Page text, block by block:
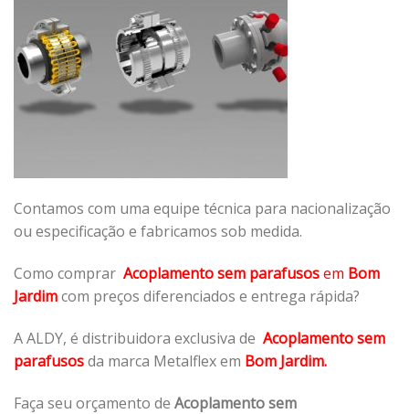
Contamos com uma equipe técnica para nacionalização
ou especificação e fabricamos sob medida.
Como comprar Acoplamento sem parafusosem Bom
Jardimcom preços diferenciados e entrega rápida?
A ALDY, é distribuidora exclusiva de Acoplamento sem
parafusosda marca Metalflex em Bom Jardim.
Faça seu orçamento de Acoplamento sem